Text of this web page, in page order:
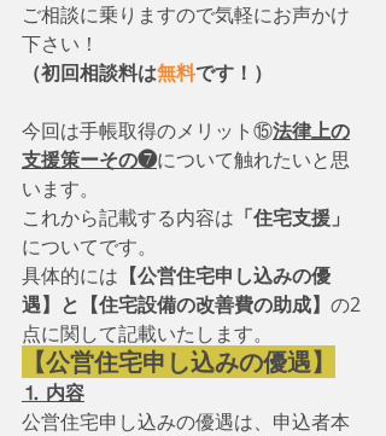
ご相談に乗りますので気軽にお声かけ
下さい！
（初回相談料は無料です！）
今回は手帳取得のメリット⑮法律上の
支援策ーその❼について触れたいと思
います。
これから記載する内容は 「住宅支援」
についてです。
具体的には 【公営住宅申し込みの優
遇】と【住宅設備の改善費の助成】 の2
点に関して記載いたします。
【公営住宅申し込みの優遇】
⒈ 内容
公営住宅申し込みの優遇は、申込者本